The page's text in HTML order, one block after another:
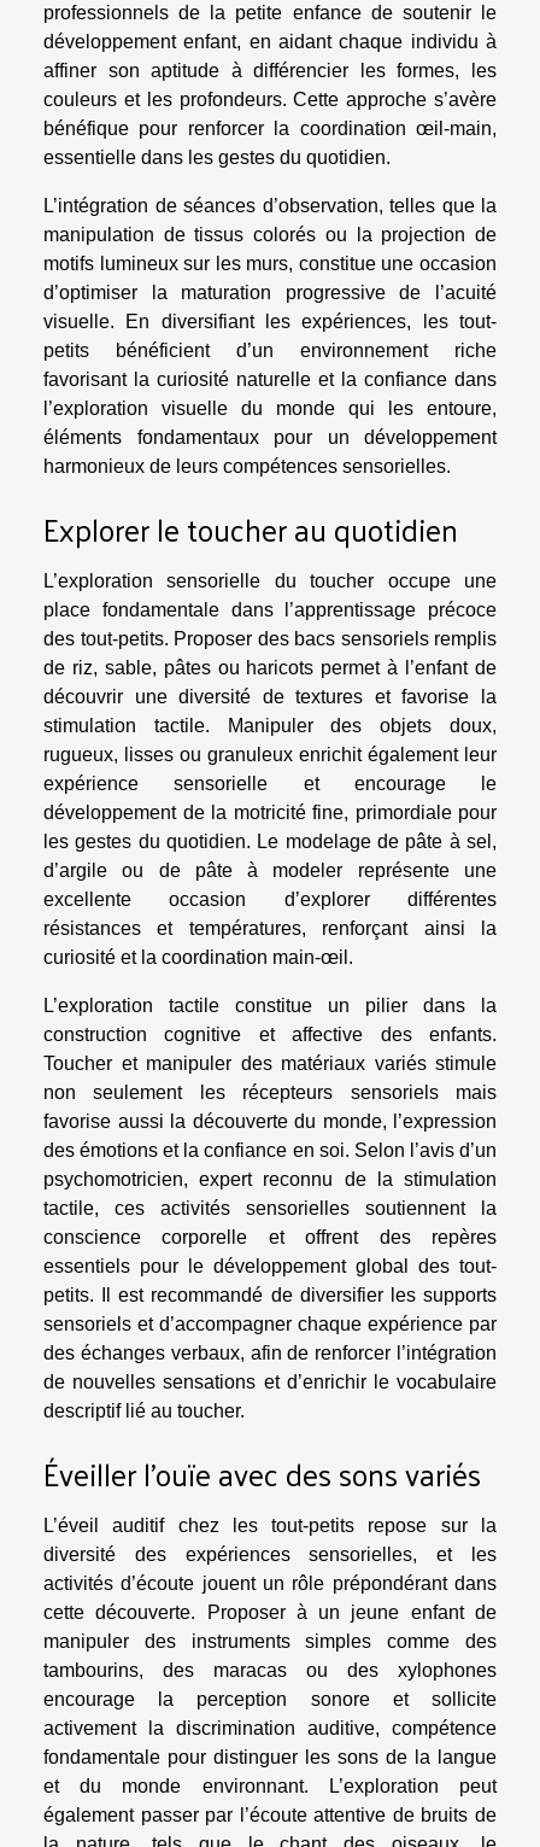
professionnels de la petite enfance de soutenir le
développement enfant, en aidant chaque individu à
affiner son aptitude à différencier les formes, les
couleurs et les profondeurs. Cette approche s’avère
bénéfique pour renforcer la coordination œil-main,
essentielle dans les gestes du quotidien.
L’intégration de séances d’observation, telles que la
manipulation de tissus colorés ou la projection de
motifs lumineux sur les murs, constitue une occasion
d’optimiser la maturation progressive de l’acuité
visuelle. En diversifiant les expériences, les tout-
petits bénéficient d’un environnement riche
favorisant la curiosité naturelle et la confiance dans
l’exploration visuelle du monde qui les entoure,
éléments fondamentaux pour un développement
harmonieux de leurs compétences sensorielles.
Explorer le toucher au quotidien
L’exploration sensorielle du toucher occupe une
place fondamentale dans l’apprentissage précoce
des tout-petits. Proposer des bacs sensoriels remplis
de riz, sable, pâtes ou haricots permet à l’enfant de
découvrir une diversité de textures et favorise la
stimulation tactile. Manipuler des objets doux,
rugueux, lisses ou granuleux enrichit également leur
expérience sensorielle et encourage le
développement de la motricité fine, primordiale pour
les gestes du quotidien. Le modelage de pâte à sel,
d’argile ou de pâte à modeler représente une
excellente occasion d’explorer différentes
résistances et températures, renforçant ainsi la
curiosité et la coordination main-œil.
L’exploration tactile constitue un pilier dans la
construction cognitive et affective des enfants.
Toucher et manipuler des matériaux variés stimule
non seulement les récepteurs sensoriels mais
favorise aussi la découverte du monde, l’expression
des émotions et la confiance en soi. Selon l’avis d’un
psychomotricien, expert reconnu de la stimulation
tactile, ces activités sensorielles soutiennent la
conscience corporelle et offrent des repères
essentiels pour le développement global des tout-
petits. Il est recommandé de diversifier les supports
sensoriels et d’accompagner chaque expérience par
des échanges verbaux, afin de renforcer l’intégration
de nouvelles sensations et d’enrichir le vocabulaire
descriptif lié au toucher.
Éveiller l’ouïe avec des sons variés
L’éveil auditif chez les tout-petits repose sur la
diversité des expériences sensorielles, et les
activités d’écoute jouent un rôle prépondérant dans
cette découverte. Proposer à un jeune enfant de
manipuler des instruments simples comme des
tambourins, des maracas ou des xylophones
encourage la perception sonore et sollicite
activement la discrimination auditive, compétence
fondamentale pour distinguer les sons de la langue
et du monde environnant. L’exploration peut
également passer par l’écoute attentive de bruits de